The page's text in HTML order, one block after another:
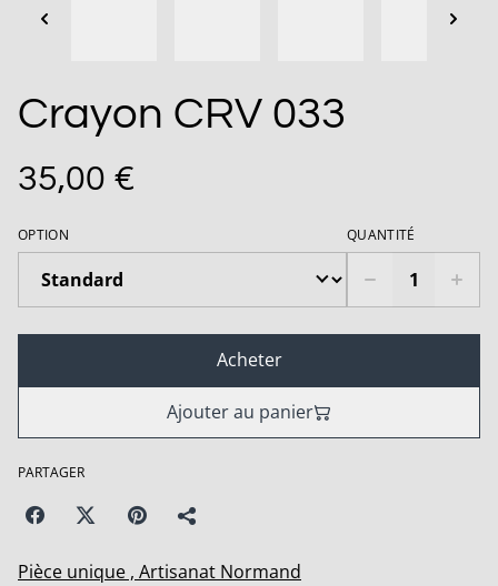
Crayon CRV 033
35,00 €
OPTION QUANTITÉ
Acheter
Ajouter au panier
PARTAGER
Pièce unique , Artisanat Normand